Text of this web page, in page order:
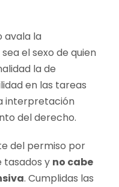
avala la
el sexo de quien
la de
en las tareas
interpretación
del derecho.
del permiso por
y no cabe
. Cumplidas las